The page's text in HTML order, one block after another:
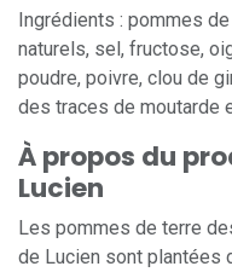
Ingrédients : pommes
naturels, sel, fructose,
poudre, poivre, clou de
des traces de moutarde
À propos du
Lucien
Les pommes de terre
de Lucien sont plantées